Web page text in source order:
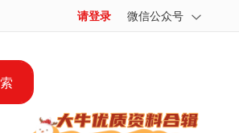
请登录 微信公众号